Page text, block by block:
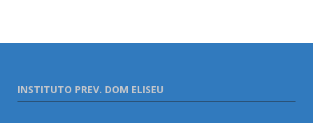
INSTITUTO PREV. DOM ELISEU